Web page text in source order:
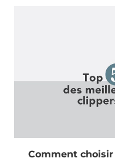
Comment